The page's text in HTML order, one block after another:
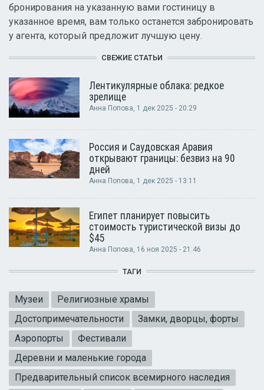
бронирования на указанную вами гостиницу в
указанное время, вам только останется забронировать
у агента, который предложит лучшую цену.
СВЕЖИЕ СТАТЬИ
Лентикулярные облака: редкое
зрелище
Анна Попова, 1 дек 2025 - 20:29
Россия и Саудовская Аравия
открывают границы: безвиз на 90
дней
Анна Попова, 1 дек 2025 - 13:11
Египет планирует повысить
стоимость туристической визы до
$45
Анна Попова, 16 ноя 2025 - 21:46
ТАГИ
Музеи
Религиозные храмы
Достопримечательности
Замки, дворцы, форты
Аэропорты
Фестивали
Деревни и маленькие города
Предварительный список всемирного наследия